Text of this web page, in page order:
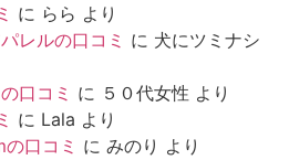
に らら より
レルの口コミ に 犬にツミナシ
口コミ に ５０代女性 より
に Lala より
口コミ に みのり より